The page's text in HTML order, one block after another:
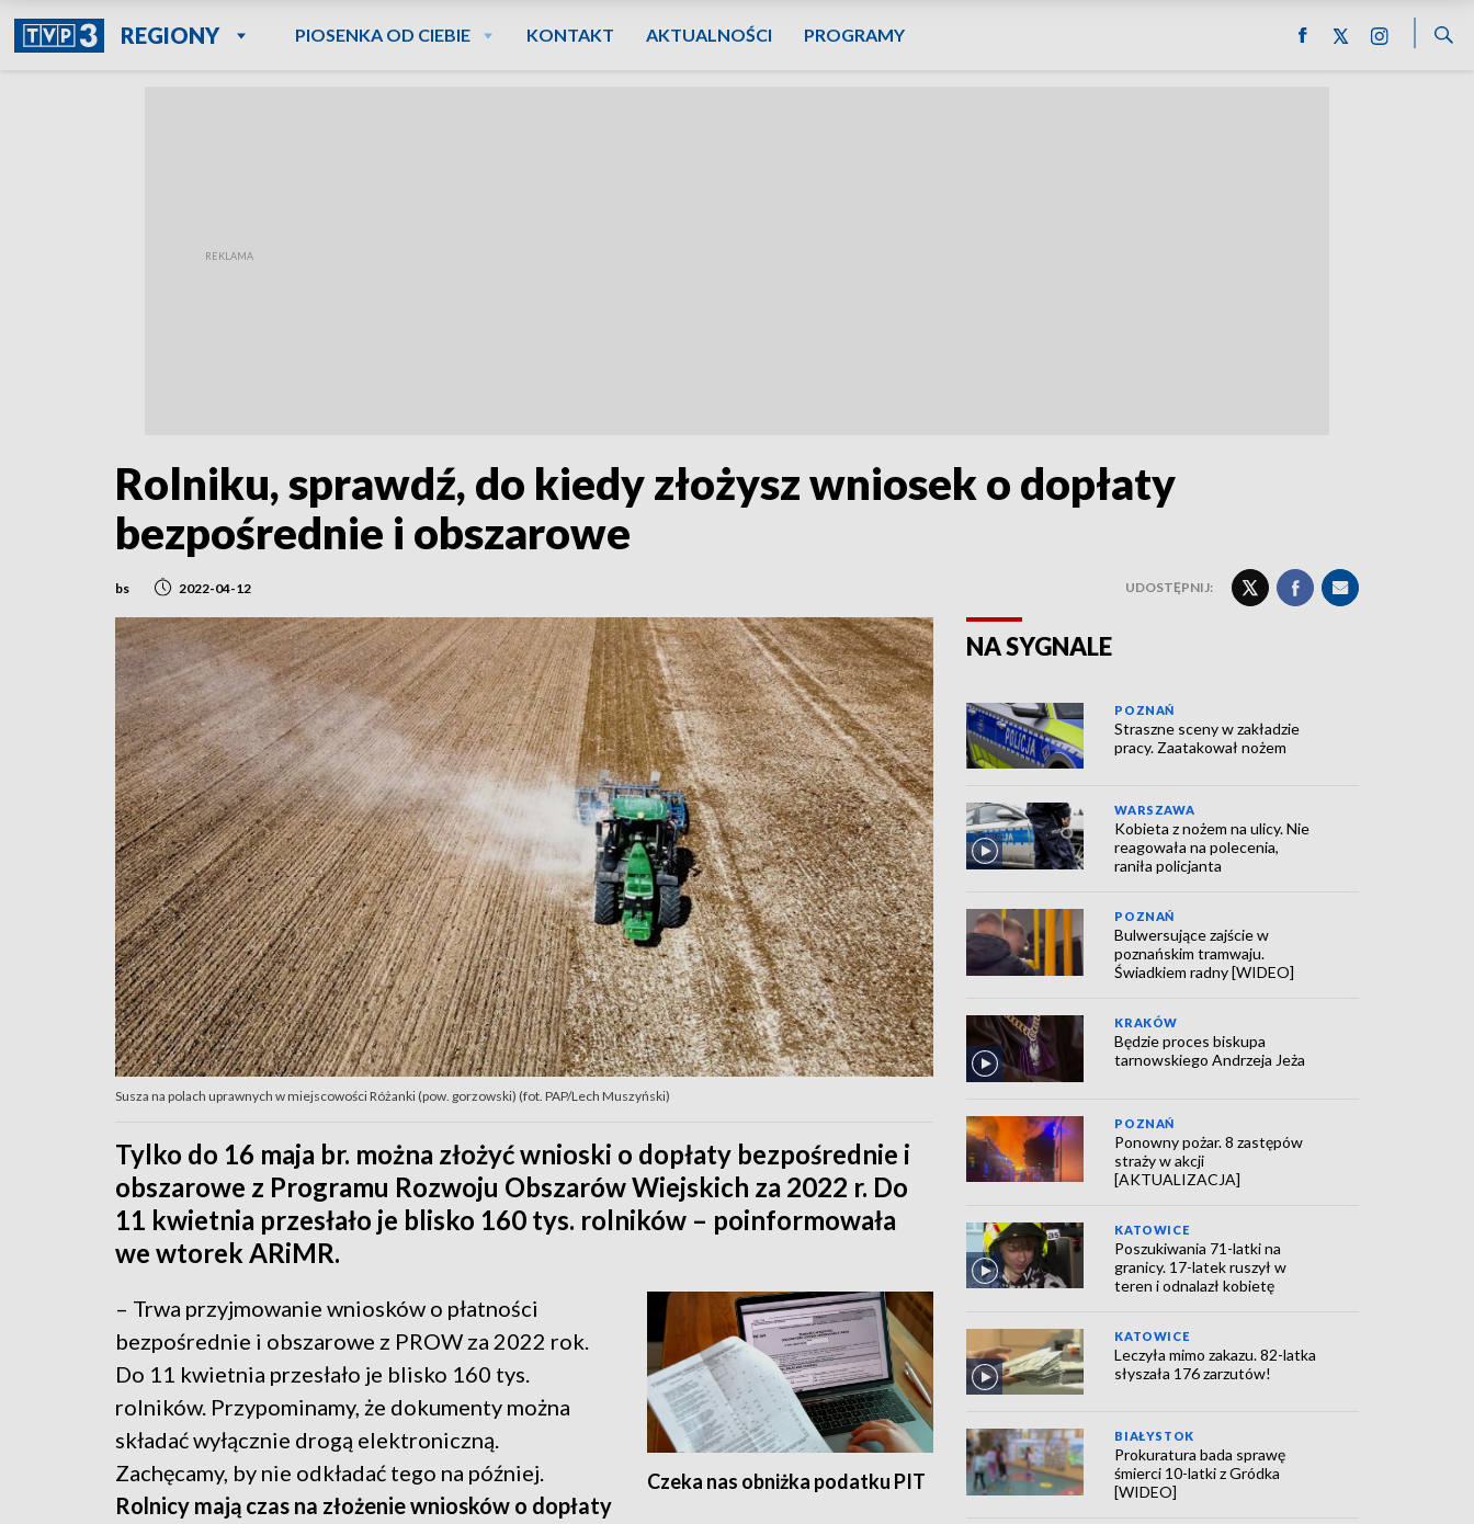
REGIONY PIOSENKA OD CIEBIE KONTAKT AKTUALNOŚCI PROGRAMY
Rolniku, sprawdź, do kiedy złożysz wniosek o dopłaty
bezpośrednie i obszarowe
bs 2022-04-12 UDOSTĘPNIJ:
Susza na polach uprawnych w miejscowości Różanki (pow. gorzowski) (fot. PAP/Lech Muszyński)
Tylko do 16 maja br. można złożyć wnioski o dopłaty bezpośrednie i
obszarowe z Programu Rozwoju Obszarów Wiejskich za 2022 r. Do
11 kwietnia przesłało je blisko 160 tys. rolników – poinformowała
we wtorek ARiMR.
Czeka nas obniżka podatku PIT
– Trwa przyjmowanie wniosków o płatności
bezpośrednie i obszarowe z PROW za 2022 rok.
Do 11 kwietnia przesłało je blisko 160 tys.
rolników. Przypominamy, że dokumenty można
składać wyłącznie drogą elektroniczną.
Zachęcamy, by nie odkładać tego na później.
Rolnicy mają czas na złożenie wniosków o dopłaty
NA SYGNALE
POZNAŃ
Straszne sceny w zakładzie
pracy. Zaatakował nożem
WARSZAWA
Kobieta z nożem na ulicy. Nie
reagowała na polecenia,
raniła policjanta
POZNAŃ
Bulwersujące zajście w
poznańskim tramwaju.
Świadkiem radny [WIDEO]
KRAKÓW
Będzie proces biskupa
tarnowskiego Andrzeja Jeża
POZNAŃ
Ponowny pożar. 8 zastępów
straży w akcji
[AKTUALIZACJA]
KATOWICE
Poszukiwania 71-latki na
granicy. 17-latek ruszył w
teren i odnalazł kobietę
KATOWICE
Leczyła mimo zakazu. 82-latka
słyszała 176 zarzutów!
BIAŁYSTOK
Prokuratura bada sprawę
śmierci 10-latki z Gródka
[WIDEO]